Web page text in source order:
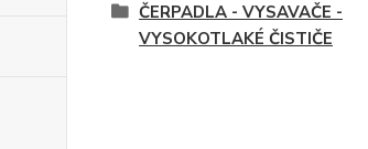
ČERPADLA - VYSAVAČE -
VYSOKOTLAKÉ ČISTIČE